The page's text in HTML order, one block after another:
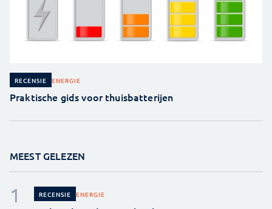
RECENSIE ENERGIE
Praktische gids voor thuisbatterijen
MEEST GELEZEN
RECENSIE ENERGIE